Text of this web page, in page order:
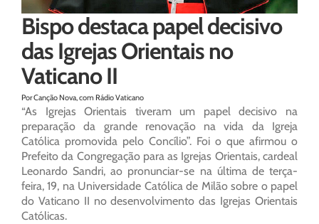
Bispo destaca papel decisivo
das Igrejas Orientais no
Vaticano II
Por Canção Nova, com Rádio Vaticano
“As Igrejas Orientais tiveram um papel decisivo na
preparação da grande renovação na vida da Igreja
Católica promovida pelo Concílio”. Foi o que afirmou o
Prefeito da Congregação para as Igrejas Orientais, cardeal
Leonardo Sandri, ao pronunciar-se na última de terça-
feira, 19, na Universidade Católica de Milão sobre o papel
do Vaticano II no desenvolvimento das Igrejas Orientais
Católicas.